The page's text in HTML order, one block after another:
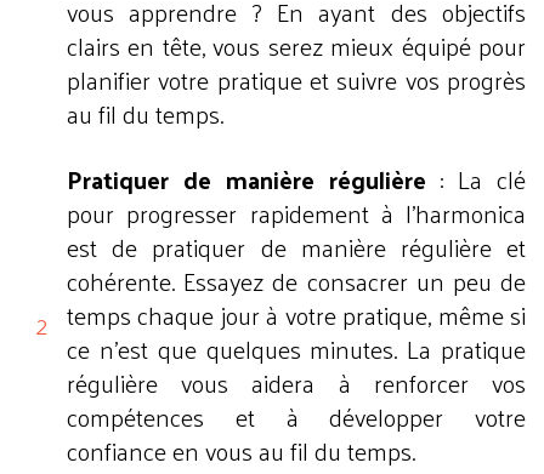
vous apprendre ? En ayant des objectifs
clairs en tête, vous serez mieux équipé pour
planifier votre pratique et suivre vos progrès
au fil du temps.
Pratiquer de manière régulière : La clé
pour progresser rapidement à l'harmonica
est de pratiquer de manière régulière et
cohérente. Essayez de consacrer un peu de
temps chaque jour à votre pratique, même si
ce n'est que quelques minutes. La pratique
régulière vous aidera à renforcer vos
compétences et à développer votre
confiance en vous au fil du temps.